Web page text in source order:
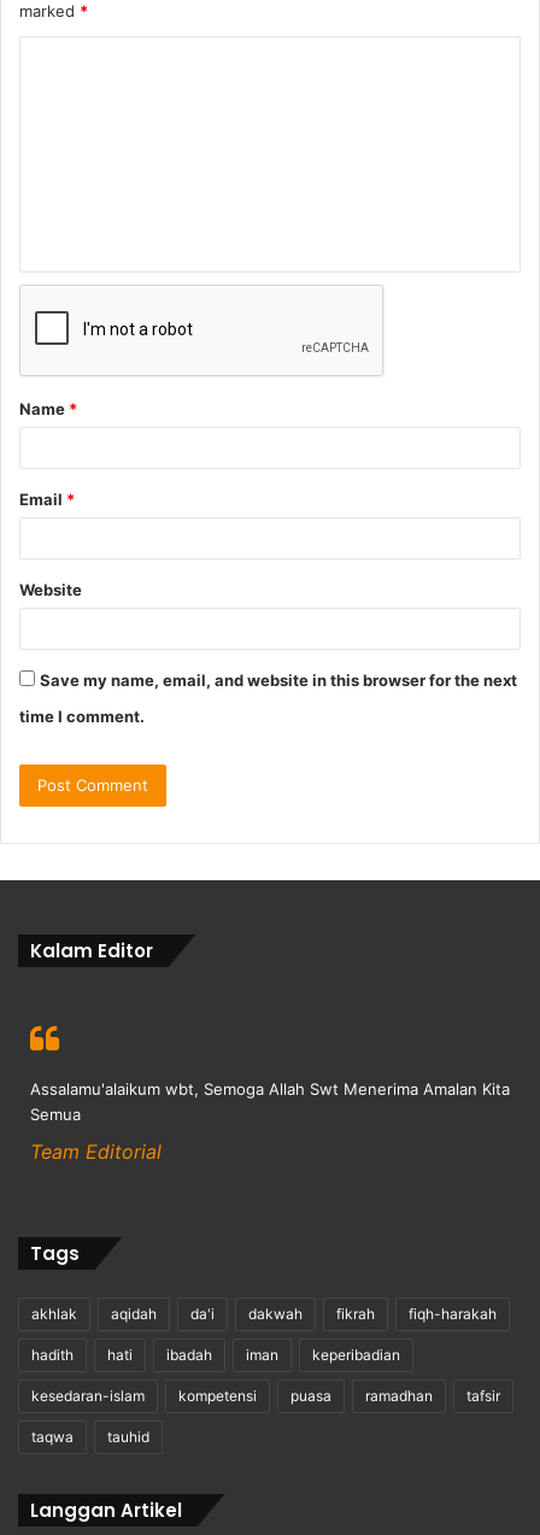
marked *
Name *
Email *
Website
Save my name, email, and website in this browser for the next
time I comment.
Kalam Editor
Assalamu'alaikum wbt, Semoga Allah Swt Menerima Amalan Kita
Semua
Team Editorial
Tags
akhlak aqidah da'i dakwah fikrah fiqh-harakah
hadith hati ibadah iman keperibadian
kesedaran-islam kompetensi puasa ramadhan tafsir
taqwa tauhid
Langgan Artikel